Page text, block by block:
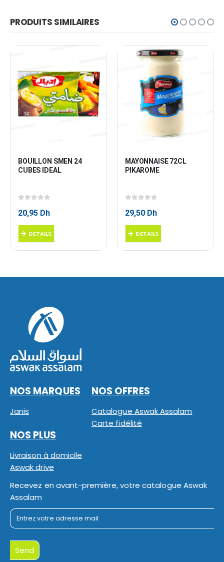
PRODUITS SIMILAIRES
BOUILLON SMEN 24
CUBES IDEAL
20,95 Dh
DETAILS
MAYONNAISE 72CL
PIKAROME
29,50 Dh
DETAILS
NOS MARQUES
Janis
NOS OFFRES
Catalogue Aswak Assalam
Carte fidélité
NOS PLUS
Livraison à domicile
Aswak drive
Recevez en avant-première, votre catalogue Aswak
Assalam